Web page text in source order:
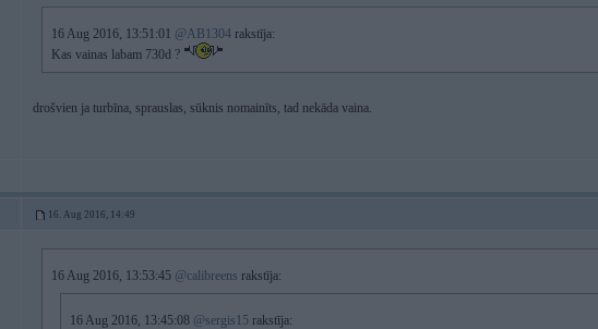
16 Aug 2016, 13:51:01 @AB1304 rakstīja:
Kas vainas labam 730d ?
drošvien ja turbīna, sprauslas, sūknis nomainīts, tad nekāda vaina.
16. Aug 2016, 14:49
16 Aug 2016, 13:53:45 @calibreens rakstīja:
16 Aug 2016, 13:45:08 @sergis15 rakstīja: